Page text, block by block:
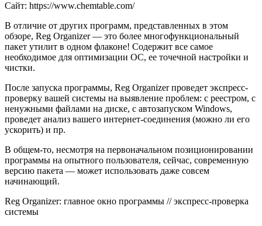
Сайт: https://www.chemtable.com/
В отличие от других программ, представленных в этом
обзоре, Reg Organizer — это более многофункциональный
пакет утилит в одном флаконе! Содержит все самое
необходимое для оптимизации ОС, ее точечной настройки и
чистки.
После запуска программы, Reg Organizer проведет экспресс-
проверку вашей системы на выявление проблем: с реестром, с
ненужными файлами на диске, с автозапуском Windows,
проведет анализ вашего интернет-соединения (можно ли его
ускорить) и пр.
В общем-то, несмотря на первоначальном позиционировании
программы на опытного пользователя, сейчас, современную
версию пакета — может использовать даже совсем
начинающий.
Reg Organizer: главное окно программы // экспресс-проверка
системы